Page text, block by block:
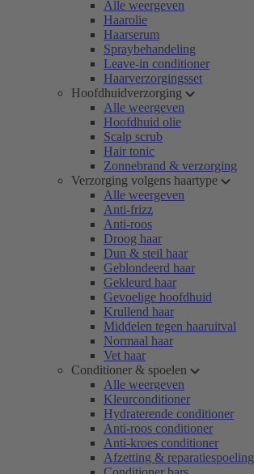
Alle weergeven
Haarolie
Haarserum
Spraybehandeling
Leave-in conditioner
Haarverzorgingsset
Hoofdhuidverzorging
Alle weergeven
Hoofdhuid olie
Scalp scrub
Hair tonic
Zonnebrand & verzorging
Verzorging volgens haartype
Alle weergeven
Anti-frizz
Anti-roos
Droog haar
Dun & steil haar
Geblondeerd haar
Gekleurd haar
Gevoelige hoofdhuid
Krullend haar
Middelen tegen haaruitval
Normaal haar
Vet haar
Conditioner & spoelen
Alle weergeven
Kleurconditioner
Hydraterende conditioner
Anti-roos conditioner
Anti-kroes conditioner
Afzetting & reparatiespoeling